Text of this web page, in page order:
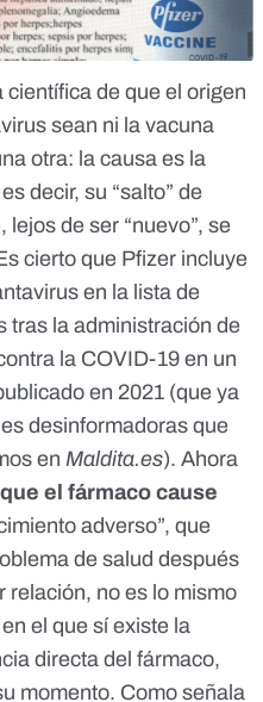
científica de que el origen
sean ni la vacuna
otra: la causa es la
decir, su “salto” de
de ser “nuevo”, se
cierto que Pfizer incluye
en la lista de
tras la administración de
la COVID-19 en un
en 2021 (que ya
desinformadoras que
en Maldita.es). Ahora
el fármaco cause
adverso”, que
de salud después
relación, no es lo mismo
en el que sí existe la
directa del fármaco,
momento. Como señala